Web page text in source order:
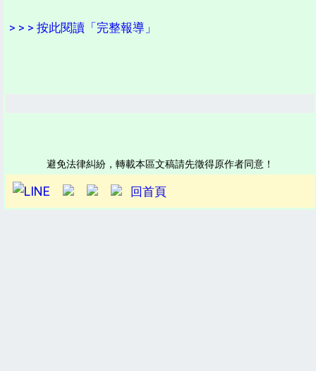
> > > 按此閱讀「完整報導」
避免法律糾紛，轉載本區文稿請先徵得原作者同意！
回首頁